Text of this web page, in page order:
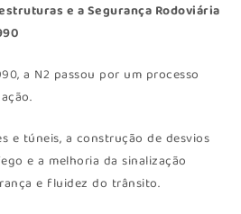
e a Segurança Rodoviária
a N2 passou por um processo
e túneis, a construção de desvios
e a melhoria da sinalização
e fluidez do trânsito.